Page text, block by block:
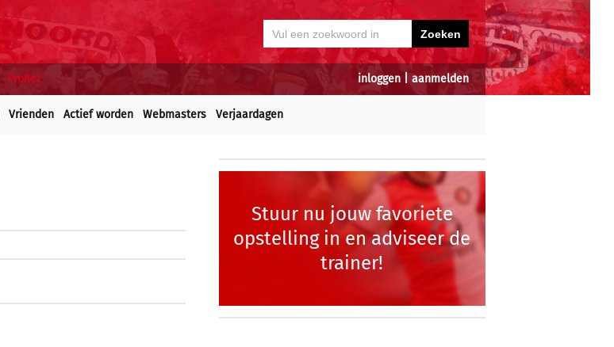
inloggen aanmelden
Profiel
Vrienden Actief worden Webmasters Verjaardagen
Stuur nu jouw favoriete
opstelling in en adviseer de
trainer!